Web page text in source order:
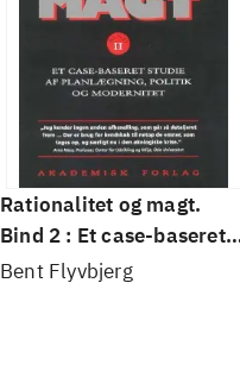
Rationalitet og magt.
Bind 2 : Et case-baseret
studie af planlægning,
Bent Flyvbjerg